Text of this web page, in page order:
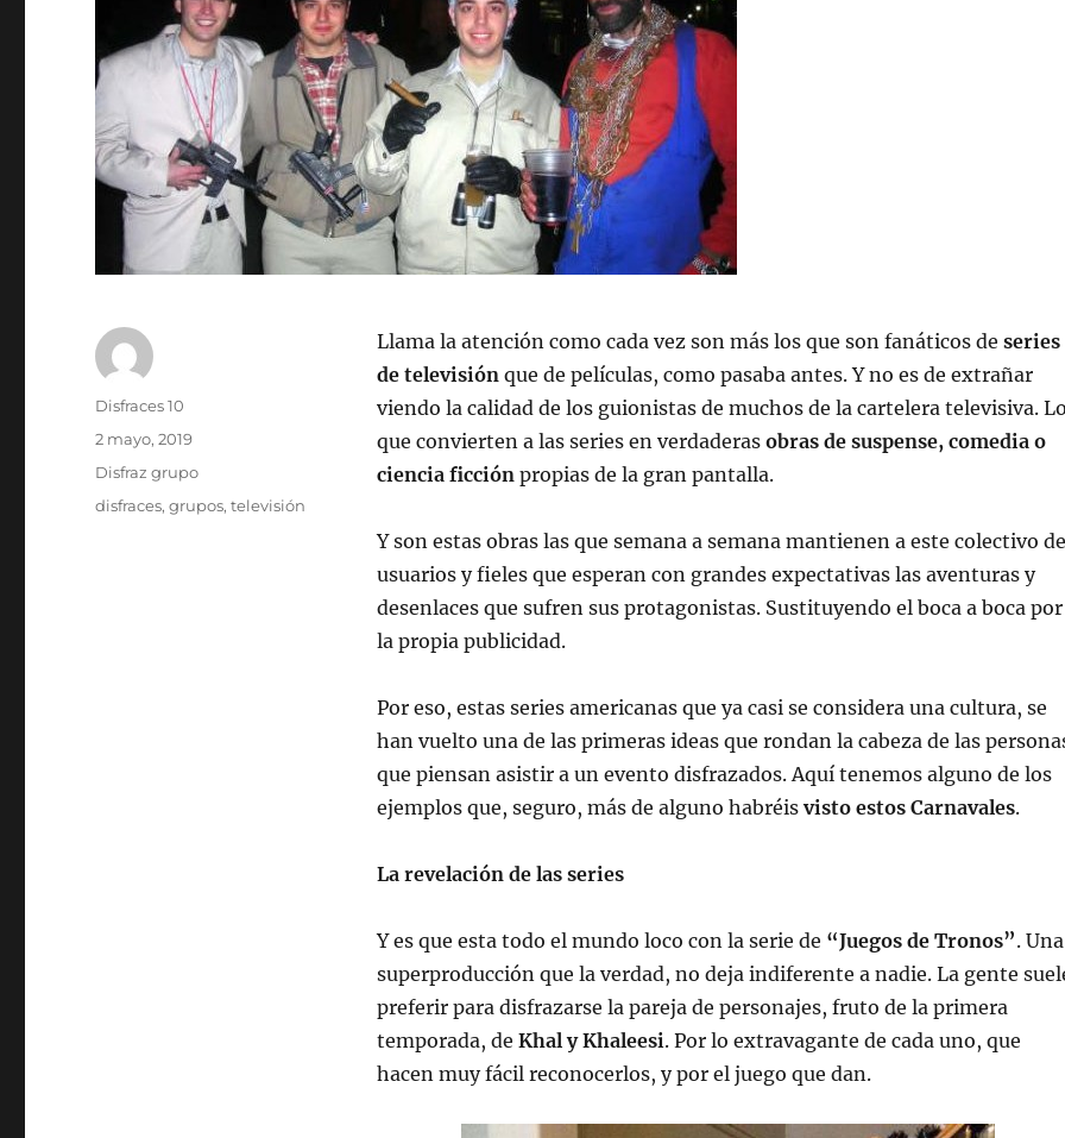
Llama la atención como cada vez son más los que son fanáticos de series
de televisión que de películas, como pasaba antes. Y no es de extrañar
viendo la calidad de los guionistas de muchos de la cartelera televisiva.
que convierten a las series en verdaderas obras de suspense, comedia o
ciencia ficción propias de la gran pantalla.
Y son estas obras las que semana a semana mantienen a este colectivo de
usuarios y fieles que esperan con grandes expectativas las aventuras y
desenlaces que sufren sus protagonistas. Sustituyendo el boca a boca por
la propia publicidad.
Por eso, estas series americanas que ya casi se considera una cultura, se
han vuelto una de las primeras ideas que rondan la cabeza de las
que piensan asistir a un evento disfrazados. Aquí tenemos alguno de los
ejemplos que, seguro, más de alguno habréisvisto estos Carnavales.
La revelación de las series
Y es que esta todo el mundo loco con la serie de “Juegos de Tronos”. Una
superproducción que la verdad, no deja indiferente a nadie. La gente
preferir para disfrazarse la pareja de personajes, fruto de la primera
temporada, de Khal y Khaleesi. Por lo extravagante de cada uno, que
hacen muy fácil reconocerlos, y por el juego que dan.
Autor
Disfraces 10
Publicado
2 mayo, 2019
Categorías
Disfraz grupo
Etiquetas
disfraces,grupos,televisión